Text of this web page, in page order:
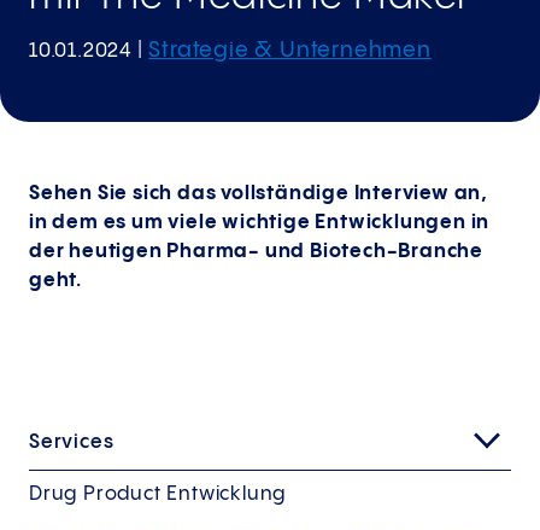
10.01.2024 |Strategie & Unternehmen
Sehen Sie sich das vollständige Interview an,
in dem es um viele wichtige Entwicklungen in
der heutigen Pharma- und Biotech-Branche
geht.
Services
Drug Product Entwicklung